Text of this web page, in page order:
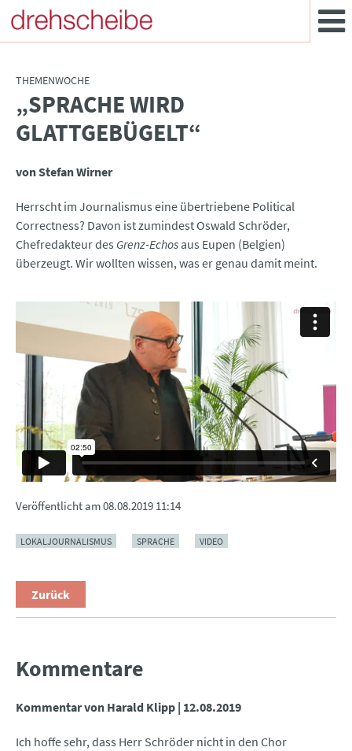
THEMENWOCHE
„SPRACHE WIRD
GLATTGEBÜGELT“
von Stefan Wirner
Herrscht im Journalismus eine übertriebene Political
Correctness? Davon ist zumindest Oswald Schröder,
Chefredakteur des Grenz-Echos aus Eupen (Belgien)
überzeugt. Wir wollten wissen, was er genau damit meint.
Veröffentlicht am08.08.2019 11:14
LOKALJOURNALISMUS SPRACHE VIDEO
Zurück
Kommentare
Kommentar von Harald Klipp | 12.08.2019
Ich hoffe sehr, dass Herr Schröder nicht in den Chor